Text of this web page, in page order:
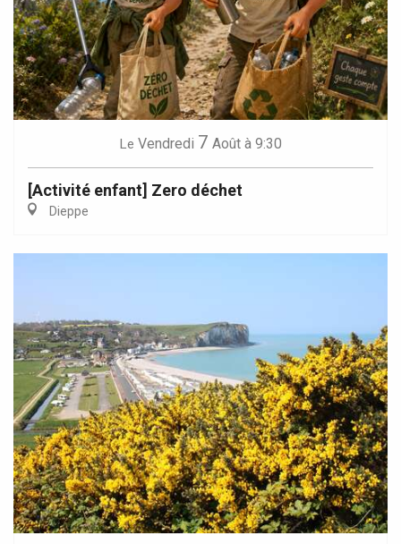
Le Vendredi 7 Août à 9:30
[Activité enfant] Zero déchet
Dieppe